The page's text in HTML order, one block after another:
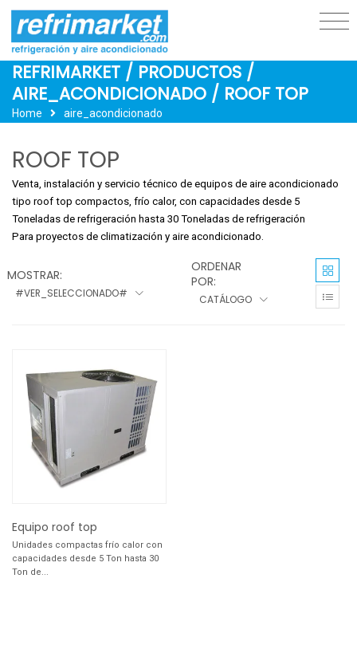
REFRIMARKET / PRODUCTOS /
AIRE_ACONDICIONADO / ROOF TOP
Home aire_acondicionado
ROOF TOP
Venta, instalación y servicio técnico de equipos de aire acondicionado
tipo roof top compactos, frío calor, con capacidades desde 5
Toneladas de refrigeración hasta 30 Toneladas de refrigeración
Para proyectos de climatización y aire acondicionado.
MOSTRAR:
#VER_SELECCIONADO#
ORDENAR
POR:
CATÁLOGO
Equipo roof top
Unidades compactas frío calor con
capacidades desde 5 Ton hasta 30
Ton de...